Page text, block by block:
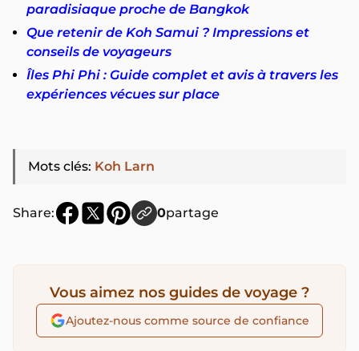
paradisiaque proche de Bangkok
Que retenir de Koh Samui ? Impressions et
conseils de voyageurs
Îles Phi Phi : Guide complet et avis à travers les
expériences vécues sur place
Mots clés: Koh Larn
Share: 0partage
Vous aimez nos guides de voyage ?
Ajoutez-nous comme source de confiance